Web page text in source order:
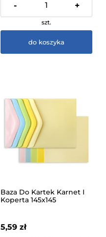
- +
szt.
do koszyka
Baza Do Kartek Karnet I
Koperta 145x145
5,59 zł